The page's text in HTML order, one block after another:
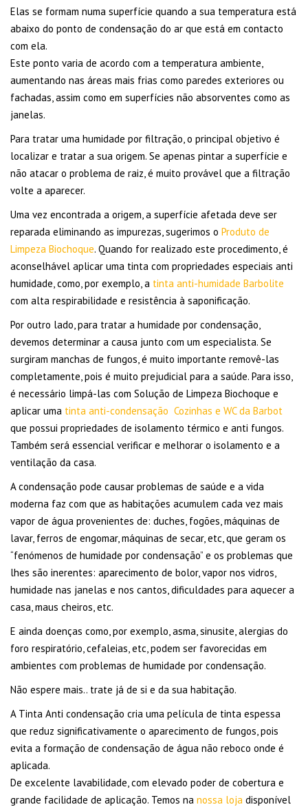
Elas se formam numa superfície quando a sua temperatura está
abaixo do ponto de condensação do ar que está em contacto
com ela.
Este ponto varia de acordo com a temperatura ambiente,
aumentando nas áreas mais frias como paredes exteriores ou
fachadas, assim como em superfícies não absorventes como as
janelas.
Para tratar uma humidade por filtração, o principal objetivo é
localizar e tratar a sua origem. Se apenas pintar a superfície e
não atacar o problema de raiz, é muito provável que a filtração
volte a aparecer.
Uma vez encontrada a origem, a superfície afetada deve ser
reparada eliminando as impurezas, sugerimos o Produto de
Limpeza Biochoque. Quando for realizado este procedimento, é
aconselhável aplicar uma tinta com propriedades especiais anti
humidade, como, por exemplo, a tinta anti-humidade Barbolite
com alta respirabilidade e resistência à saponificação.
Por outro lado, para tratar a humidade por condensação,
devemos determinar a causa junto com um especialista. Se
surgiram manchas de fungos, é muito importante removê-las
completamente, pois é muito prejudicial para a saúde. Para isso,
é necessário limpá-las com Solução de Limpeza Biochoque e
aplicar uma tinta anti-condensação Cozinhas e WC da Barbot
que possui propriedades de isolamento térmico e anti fungos.
Também será essencial verificar e melhorar o isolamento e a
ventilação da casa.
A condensação pode causar problemas de saúde e a vida
moderna faz com que as habitações acumulem cada vez mais
vapor de água provenientes de: duches, fogões, máquinas de
lavar, ferros de engomar, máquinas de secar, etc, que geram os
“fenómenos de humidade por condensação” e os problemas que
lhes são inerentes: aparecimento de bolor, vapor nos vidros,
humidade nas janelas e nos cantos, dificuldades para aquecer a
casa, maus cheiros, etc.
E ainda doenças como, por exemplo, asma, sinusite, alergias do
foro respiratório, cefaleias, etc, podem ser favorecidas em
ambientes com problemas de humidade por condensação.
Não espere mais.. trate já de si e da sua habitação.
A Tinta Anti condensação cria uma película de tinta espessa
que reduz significativamente o aparecimento de fungos, pois
evita a formação de condensação de água não reboco onde é
aplicada.
De excelente lavabilidade, com elevado poder de cobertura e
grande facilidade de aplicação. Temos na nossa loja disponível